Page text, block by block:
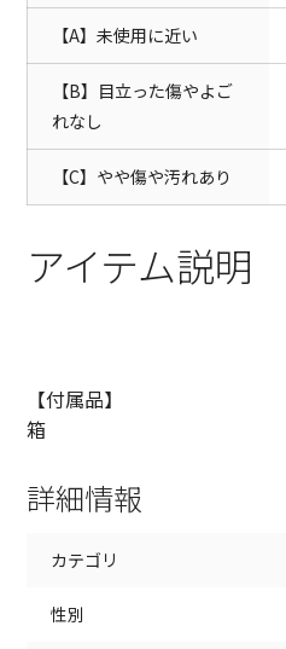
【A】未使用に近い
【B】目立った傷やよご
れなし
【C】やや傷や汚れあり
アイテム説明
【付属品】
箱
詳細情報
カテゴリ
性別